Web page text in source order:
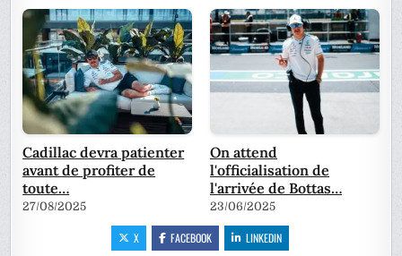
Cadillac devra patienter
avant de profiter de
toute…
27/08/2025
On attend
l'officialisation de
l'arrivée de Bottas…
23/06/2025
X FACEBOOK LINKEDIN